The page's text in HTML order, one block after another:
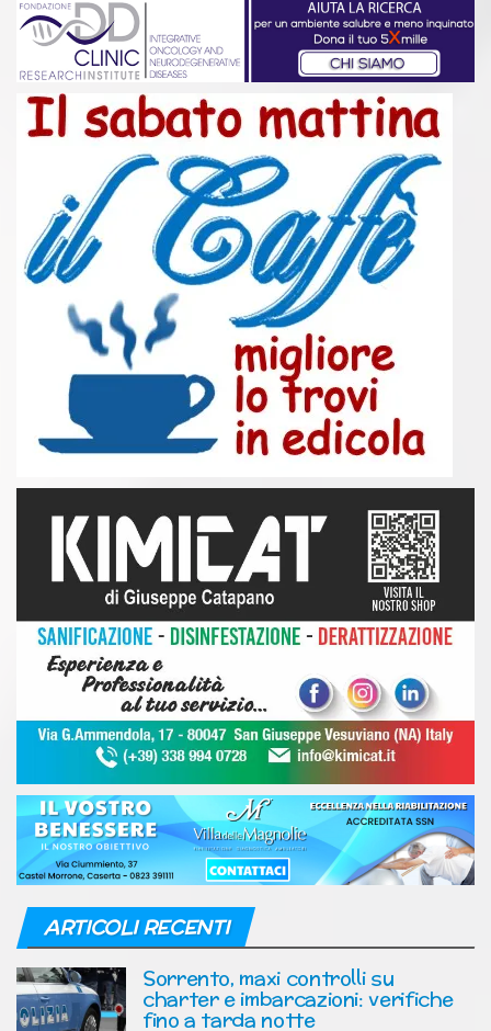
ARTICOLI RECENTI
Sorrento, maxi controlli su
charter e imbarcazioni: verifiche
fino a tarda notte